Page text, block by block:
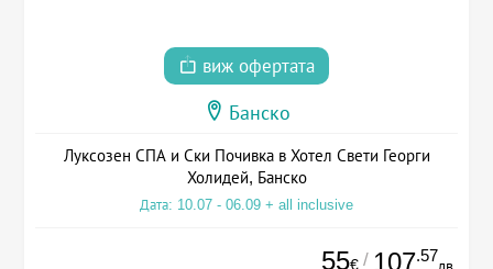
виж офертата
Банско
Луксозен СПА и Ски Почивка в Хотел Свети Георги
Холидей, Банско
Дата: 10.07 - 06.09 + all inclusive
55€ / 107.57
лв.